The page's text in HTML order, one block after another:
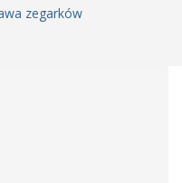
zegarków